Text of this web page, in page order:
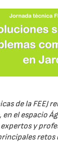
de la FEEJ
el espacio
y
retos